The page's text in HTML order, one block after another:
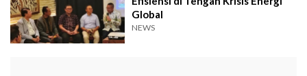
Global
NEWS